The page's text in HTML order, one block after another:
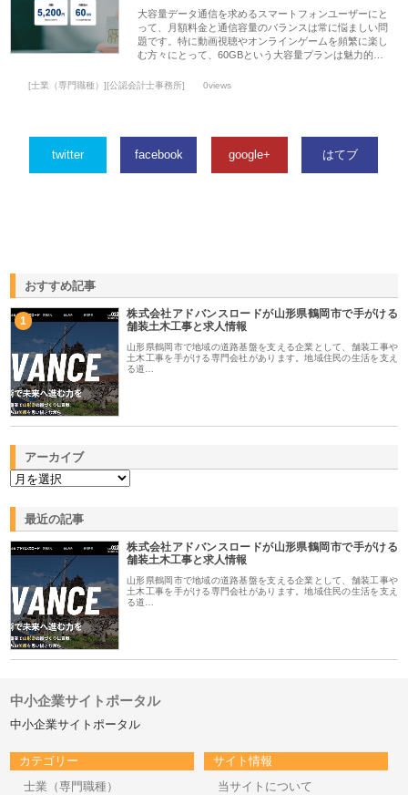
大容量データ通信を求めるスマートフォンユーザーにと
って、月額料金と通信容量のバランスは常に悩ましい問
題です。特に動画視聴やオンラインゲームを頻繁に楽し
む方々にとって、60GBという大容量プランは魅力的…
[士業（専門職種）][公認会計士事務所] 0views
twitter facebook google+ はてブ
おすすめ記事
1
株式会社アドバンスロードが山形県鶴岡市で手がける
舗装土木工事と求人情報
山形県鶴岡市で地域の道路基盤を支える企業として、舗装工事や
土木工事を手がける専門会社があります。地域住民の生活を支え
る道…
アーカイブ
最近の記事
株式会社アドバンスロードが山形県鶴岡市で手がける
舗装土木工事と求人情報
山形県鶴岡市で地域の道路基盤を支える企業として、舗装工事や
土木工事を手がける専門会社があります。地域住民の生活を支え
る道…
中小企業サイトポータル
中小企業サイトポータル
カテゴリー
士業（専門職種）
サイト情報
当サイトについて